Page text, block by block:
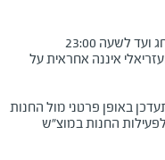
לשעה 23:00
איננה אחראית על
באופן פרטני מול החנות
החנות במוצ"ש